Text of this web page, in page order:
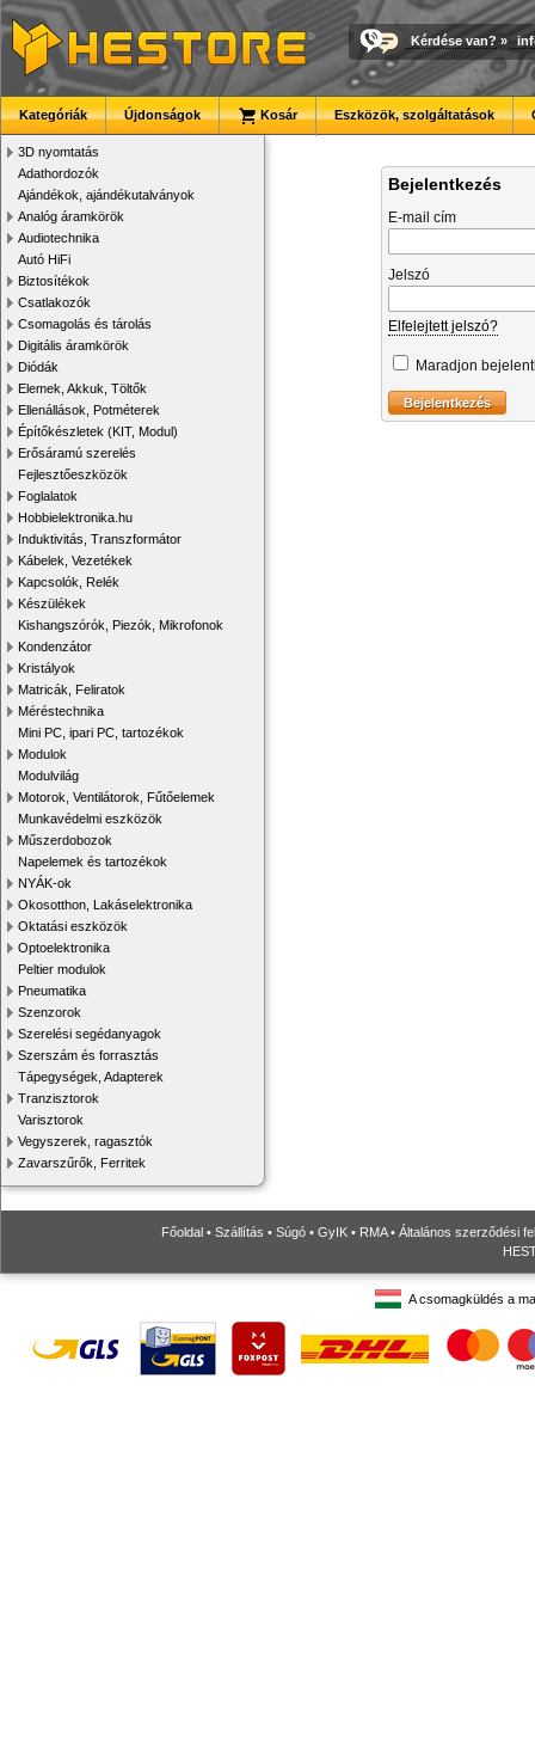
Kérdése van? »
Kategóriák Újdonságok Kosár Eszközök, szolgáltatások
3D nyomtatás
Adathordozók
Ajándékok, ajándékutalványok
Analóg áramkörök
Audiotechnika
Autó HiFi
Biztosítékok
Csatlakozók
Csomagolás és tárolás
Digitális áramkörök
Diódák
Elemek, Akkuk, Töltők
Ellenállások, Potméterek
Építőkészletek (KIT, Modul)
Erősáramú szerelés
Fejlesztőeszközök
Foglalatok
Hobbielektronika.hu
Induktivitás, Transzformátor
Kábelek, Vezetékek
Kapcsolók, Relék
Készülékek
Kishangszórók, Piezók, Mikrofonok
Kondenzátor
Kristályok
Matricák, Feliratok
Méréstechnika
Mini PC, ipari PC, tartozékok
Modulok
Modulvilág
Motorok, Ventilátorok, Fűtőelemek
Munkavédelmi eszközök
Műszerdobozok
Napelemek és tartozékok
NYÁK-ok
Okosotthon, Lakáselektronika
Oktatási eszközök
Optoelektronika
Peltier modulok
Pneumatika
Szenzorok
Szerelési segédanyagok
Szerszám és forrasztás
Tápegységek, Adapterek
Tranzisztorok
Varisztorok
Vegyszerek, ragasztók
Zavarszűrők, Ferritek
Bejelentkezés
E-mail cím
Jelszó
Elfelejtett jelszó?
Maradjon
Főoldal • Szállítás • Súgó • GyIK • RMA• Általános szerződési
A csomagküldés a